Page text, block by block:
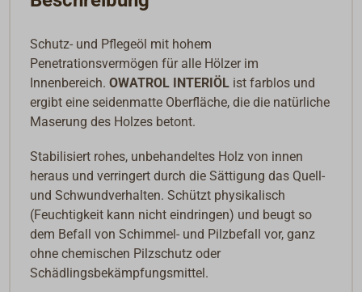
Schutz- und Pflegeöl mit hohem
Penetrationsvermögen für alle Hölzer im
Innenbereich.OWATROL INTERIÖL ist farblos und
ergibt eine seidenmatte Oberfläche, die die natürliche
Maserung des Holzes betont.
Stabilisiert rohes, unbehandeltes Holz von innen
heraus und verringert durch die Sättigung das Quell-
und Schwundverhalten. Schützt physikalisch
(Feuchtigkeit kann nicht eindringen) und beugt so
dem Befall von Schimmel- und Pilzbefall vor, ganz
ohne chemischen Pilzschutz oder
Schädlingsbekämpfungsmittel.